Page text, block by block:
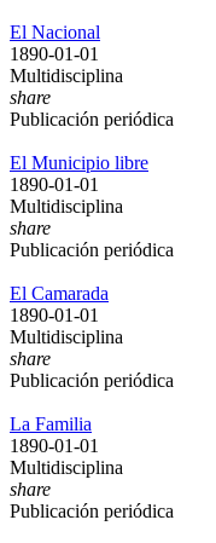
El Nacional
1890-01-01
Multidisciplina
share
Publicación periódica
El Municipio libre
1890-01-01
Multidisciplina
share
Publicación periódica
El Camarada
1890-01-01
Multidisciplina
share
Publicación periódica
La Familia
1890-01-01
Multidisciplina
share
Publicación periódica